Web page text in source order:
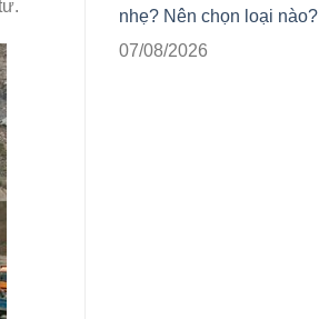
nhẹ? Nên chọn loại nào?
07/08/2026